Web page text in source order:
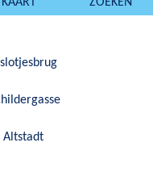
Altstadt